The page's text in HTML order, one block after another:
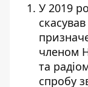
У 2019
членом
та
спробу